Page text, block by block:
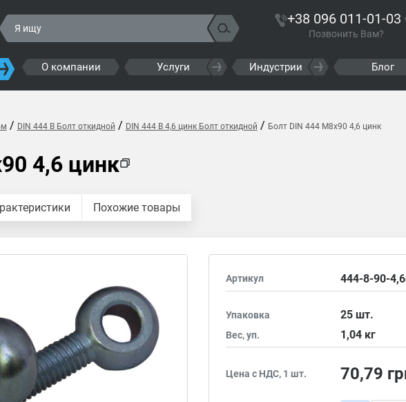
+38 096 011-01-03
Позвонить Вам?
О компании Услуги Индустрии Блог
/ DIN 444 B Болт откидной / DIN 444 B 4,6 цинк Болт откидной / Болт DIN 444 M8x90 4,6 цинк
4,6 цинк
Похожие товары
Артикул 444-8-90-
Упаковка 25шт.
Вес, уп. 1,04 кг
Цена с НДС, 1 шт. 70,79